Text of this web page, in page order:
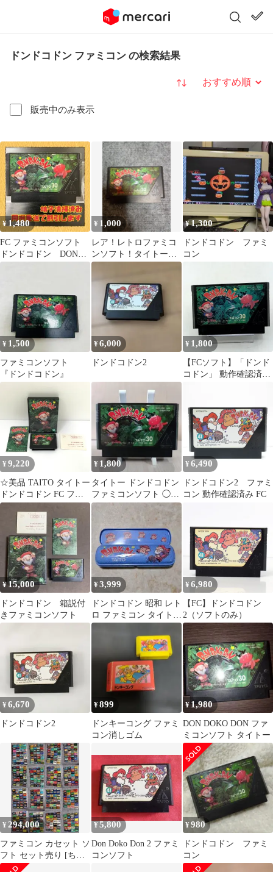
ドンドコドン ファミコン の検索結果
販売中のみ表示
並び替え
¥ 1,480
FC ファミコンソフト
ドンドコドン DON
¥ 1,000
レア！レトロファミコ
ンソフト！タイトー
ドンドコドン DoN
¥1,300
ドンドコドン ファミ
コン
¥ 1,500
ファミコンソフト
『ドンドコドン』
¥6,000
ドンドコドン2
¥ 1,800
【FCソフト】「ドンド
コドン」 動作確認済み
コン ファミリーコンピ
ュータ カセット
Nintendo 任天堂
¥9,220
☆美品 TAITO タイトー
ドンドコドン FC ファ
ミコン ゲームソフト
TFC-DD-5900 ※長期保
管2400011577702
¥ 1,800
タイトー ドンドコドン
ファミコンソフト ◯管
MS
¥ 6,490
ドンドコドン2 ファミ
コン 動作確認済み FC
¥15,000
ドンドコドン 箱説付
きファミコンソフト
¥3,999
ドンドコドン 昭和 レト
ロ ファミコン タイトー
ペンケース 缶
¥6,980
【FC】ドンドコドン
2（ソフトのみ）
¥6,670
ドンドコドン2
¥899
ドンキーコング ファミ
コン消しゴム
¥1,980
DON DOKO DON ファ
ミコンソフト タイトー
¥ 294,000
ファミコン カセット ソ
フト セット売り [ちょ
うど500本]
¥5,800
Don Doko Don 2 ファミ
コンソフト
¥980
ドンドコドン ファミ
コン